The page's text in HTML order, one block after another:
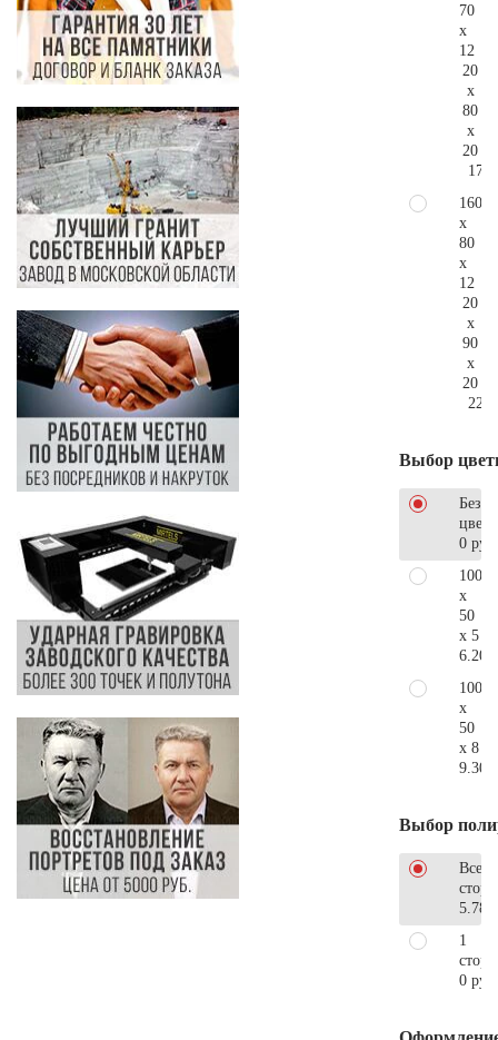
70
x
12
20
x
80
x
20
160
x
80
x
12
20
x
90
x
20
Выбор
Без
0 руб.
100
x
50
x 5
100
x
50
x 8
Выбор
Все
1
0 руб.